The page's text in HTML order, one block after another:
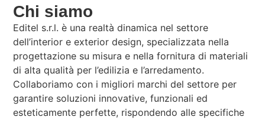
Chi siamo
Editel s.r.l. è una realtà dinamica nel settore
dell’interior e exterior design, specializzata nella
progettazione su misura e nella fornitura di materiali
di alta qualità per l’edilizia e l’arredamento.
Collaboriamo con i migliori marchi del settore per
garantire soluzioni innovative, funzionali ed
esteticamente perfette, rispondendo alle specifiche